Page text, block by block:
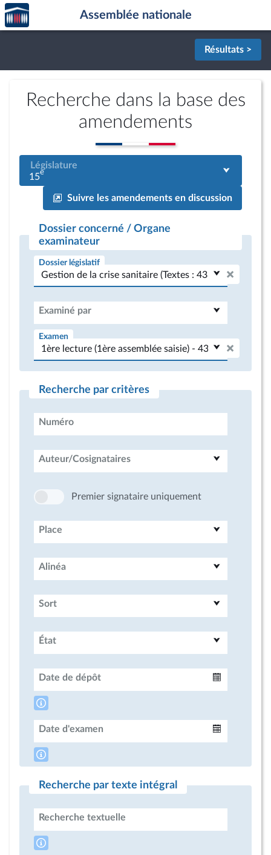
Aller au contenu
Aller en bas de la page
Accèder
à la
page
Assemblée nationale
Résultats >
Recherche dans la base des
amendements
Législature
15e
Suivre les amendements en discussion
Dossier concerné / Organe
examinateur
Dossier législatif
Examiné par
Examen
Recherche par critères
Numéro
Auteur/Cosignataires
Premier signataire uniquement
Place
Alinéa
Sort
État
Date de dépôt
Date d'examen
Recherche par texte intégral
Recherche textuelle